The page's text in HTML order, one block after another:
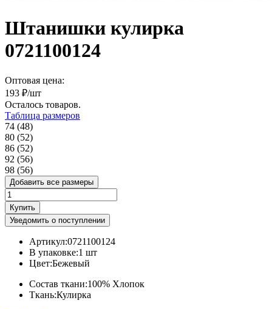
Штанишки кулирка
0721100124
Оптовая цена:
193 ₽/шт
Осталось товаров.
Таблица размеров
74 (48)
80 (52)
86 (52)
92 (56)
98 (56)
Добавить все размеры
Купить
Уведомить о поступлении
Артикул:0721100124
В упаковке:1 шт
Цвет:Бежевый
Состав ткани:100% Хлопок
Ткань:Кулирка